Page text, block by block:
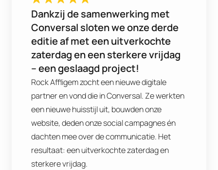
Dankzij de samenwerking met
Conversal sloten we onze derde
editie af met een uitverkochte
zaterdag en een sterkere vrijdag
– een geslaagd project!
Rock Affligem zocht een nieuwe digitale
partner en vond die in Conversal. Ze werkten
een nieuwe huisstijl uit, bouwden onze
website, deden onze social campagnes én
dachten mee over de communicatie. Het
resultaat: een uitverkochte zaterdag en
sterkere vrijdag.